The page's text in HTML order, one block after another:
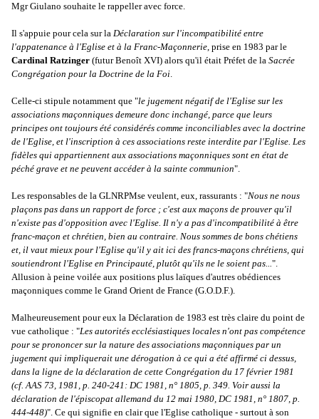
Mgr Giulano souhaite le rappeller avec force.
Il s'appuie pour cela sur la Déclaration sur l'incompatibilité entre
l'appatenance à l'Eglise et à la Franc-Maçonnerie, prise en 1983 par le
Cardinal Ratzinger (futur Benoît XVI) alors qu'il était Préfet de la Sacrée
Congrégation pour la Doctrine de la Foi.
Celle-ci stipule notamment que "le jugement négatif de l'Eglise sur les
associations maçonniques demeure donc inchangé, parce que leurs
principes ont toujours été considérés comme inconciliables avec la doctrine
de l'Eglise, et l'inscription à ces associations reste interdite par l'Eglise. Les
fidèles qui appartiennent aux associations maçonniques sont en état de
péché grave et ne peuvent accéder à la sainte communion".
Les responsables de la GLNRPMse veulent, eux, rassurants : "Nous ne nous
plaçons pas dans un rapport de force ; c'est aux maçons de prouver qu'il
n'existe pas d'opposition avec l'Eglise. Il n'y a pas d'incompatibilité à être
franc-maçon et chrétien, bien au contraire. Nous sommes de bons chétiens
et, il vaut mieux pour l'Eglise qu'il y ait ici des francs-maçons chrétiens, qui
soutiendront l'Eglise en Principauté, plutôt qu'ils ne le soient pas...".
Allusion à peine voilée aux positions plus laïques d'autres obédiences
maçonniques comme le Grand Orient de France (G.O.D.F.).
Malheureusement pour eux la Déclaration de 1983 est très claire du point de
vue catholique : "Les autorités ecclésiastiques locales n'ont pas compétence
pour se prononcer sur la nature des associations maçonniques par un
jugement qui impliquerait une dérogation à ce qui a été affirmé ci dessus,
dans la ligne de la déclaration de cette Congrégation du 17 février 1981
(cf. AAS 73, 1981, p. 240-241: DC 1981, n° 1805, p. 349. Voir aussi la
déclaration de l'épiscopat allemand du 12 mai 1980, DC 1981, n° 1807, p.
444-448)". Ce qui signifie en clair que l'Eglise catholique - surtout à son